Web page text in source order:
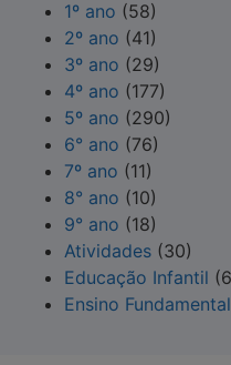
1º ano (58)
2º ano (41)
3º ano (29)
4º ano (177)
5º ano (290)
6° ano (76)
7º ano (11)
8° ano (10)
9° ano (18)
Atividades (30)
Educação Infantil
Ensino Fundamental